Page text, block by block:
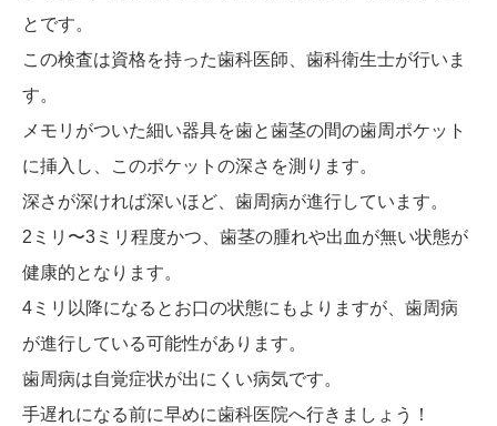
とです。
この検査は資格を持った歯科医師、歯科衛生士が行いま
す。
メモリがついた細い器具を歯と歯茎の間の歯周ポケット
に挿入し、このポケットの深さを測ります。
深さが深ければ深いほど、歯周病が進行しています。
2ミリ〜3ミリ程度かつ、歯茎の腫れや出血が無い状態が
健康的となります。
4ミリ以降になるとお口の状態にもよりますが、歯周病
が進行している可能性があります。
歯周病は自覚症状が出にくい病気です。
手遅れになる前に早めに歯科医院へ行きましょう！